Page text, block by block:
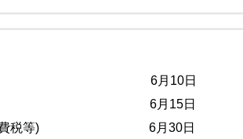
の納付 6月10日
額の通知 6月15日
人税･消費税等) 6月30日